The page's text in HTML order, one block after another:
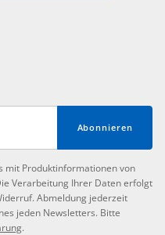
Abonnieren
mit Produktinformationen von
Verarbeitung Ihrer Daten erfolgt
Abmeldung jederzeit
jeden Newsletters. Bitte
.